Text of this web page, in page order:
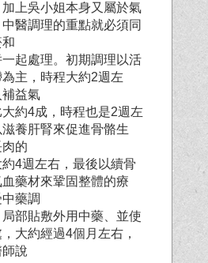
上吳小姐本身又屬於氣
醫調理的重點就必須同
起處理。初期調理以活
主，時程大約2週左
益氣
約4成，時程也是2週左
養肝腎來促進骨骼生
的
4週左右，最後以續骨
藥材來鞏固整體的療
藥調
部貼敷外用中藥、並使
大約經過4個月左右，
說